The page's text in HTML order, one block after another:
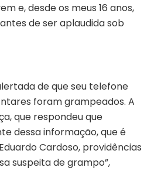
e, desde os meus 16 anos,
de ser aplaudida sob
de que seu telefone
foram grampeados. A
que respondeu que
dessa informação, que é
Cardoso, providências
suspeita de grampo”,